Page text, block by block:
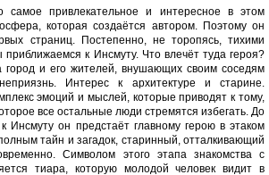
привлекательное и интересное в этом
которая создаётся автором. Поэтому он
страниц. Постепенно, не торопясь, тихими
к Инсмуту. Что влечёт туда героя?
и его жителей, внушающих своим соседям
Интерес к архитектуре и старине.
эмоций и мыслей, которые приводят к тому,
все остальные люди стремятся избегать. До
Инсмуту он предстаёт главному герою в этаком
тайн и загадок, старинный, отталкивающий
Символом этого этапа знакомства с
тиара, которую молодой человек видит в